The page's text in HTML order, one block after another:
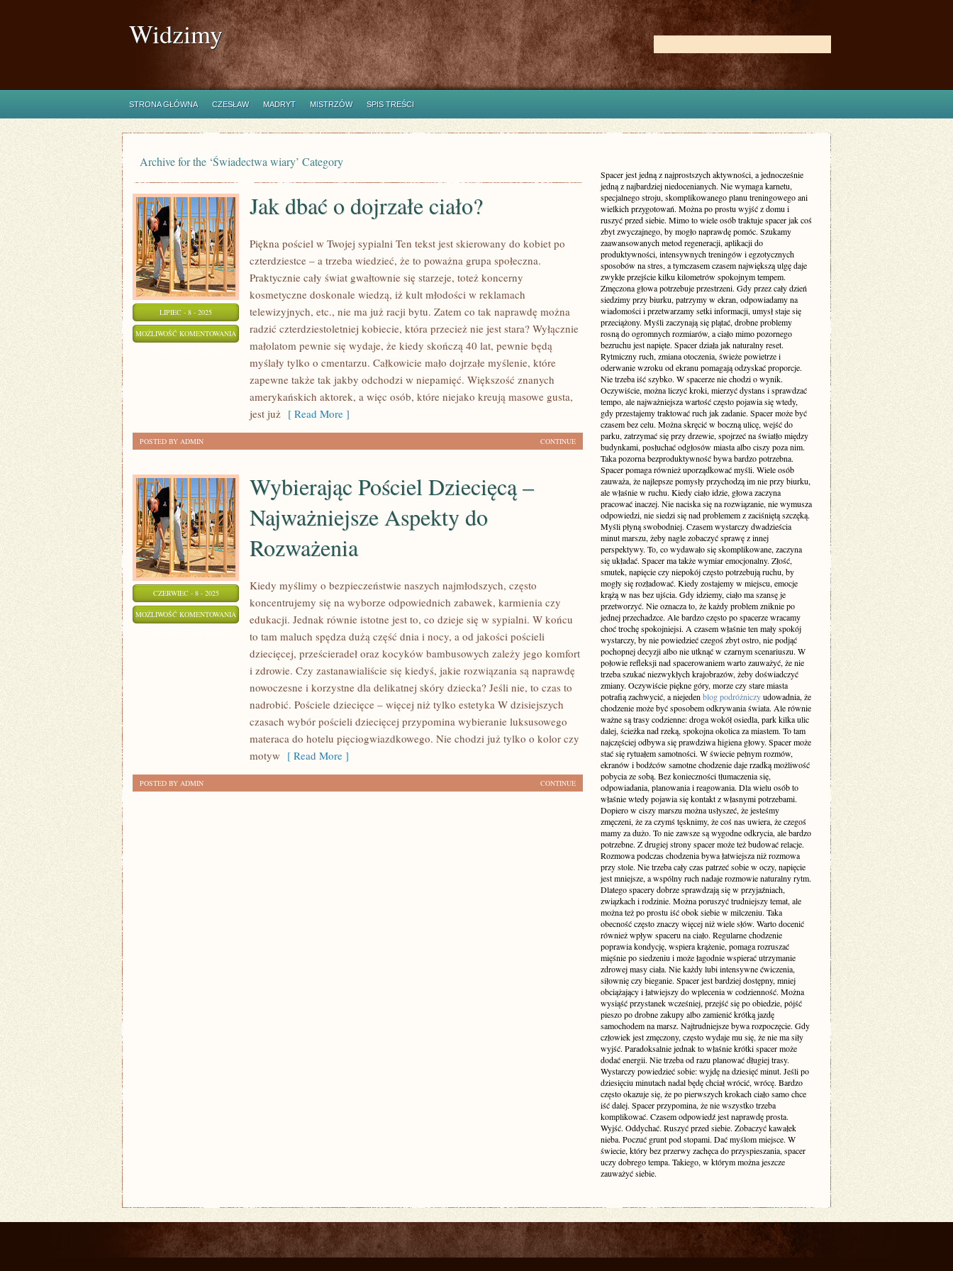
Widzimy
STRONA GŁÓWNA CZESŁAW MADRYT MISTRZÓW SPIS TREŚCI
Archive for the ‘Świadectwa wiary’ Category
LIPIEC - 8 - 2025
MOŻLIWOŚĆ KOMENTOWANIA
DBAĆ
DOJRZAŁE
CIAŁO?
Jak dbać o dojrzałe ciało?
Piękna pościel w Twojej sypialni Ten tekst jest skierowany do kobiet po
czterdziestce – a trzeba wiedzieć, że to poważna grupa społeczna.
Praktycznie cały świat gwałtownie się starzeje, toteż koncerny
kosmetyczne doskonale wiedzą, iż kult młodości w reklamach
telewizyjnych, etc., nie ma już racji bytu. Zatem co tak naprawdę można
radzić czterdziestoletniej kobiecie, która przecież nie jest stara? Wyłącznie
małolatom pewnie się wydaje, że kiedy skończą 40 lat, pewnie będą
myślały tylko o cmentarzu. Całkowicie mało dojrzałe myślenie, które
zapewne także tak jakby odchodzi w niepamięć. Większość znanych
amerykańskich aktorek, a więc osób, które niejako kreują masowe gusta,
jest już [ Read More ]
CONTINUE
POSTED BY ADMIN
CZERWIEC - 8 - 2025
MOŻLIWOŚĆ KOMENTOWANIA
DZIECIĘCĄ
NAJWAŻNIEJSZE
ASPEKTY
ROZWAŻENIA
Wybierając Pościel Dziecięcą –
Najważniejsze Aspekty do
Rozważenia
Kiedy myślimy o bezpieczeństwie naszych najmłodszych, często
koncentrujemy się na wyborze odpowiednich zabawek, karmienia czy
edukacji. Jednak równie istotne jest to, co dzieje się w sypialni. W końcu
to tam maluch spędza dużą część dnia i nocy, a od jakości pościeli
dziecięcej, prześcieradeł oraz kocyków bambusowych zależy jego komfort
i zdrowie. Czy zastanawialiście się kiedyś, jakie rozwiązania są naprawdę
nowoczesne i korzystne dla delikatnej skóry dziecka? Jeśli nie, to czas to
nadrobić. Pościele dziecięce – więcej niż tylko estetyka W dzisiejszych
czasach wybór pościeli dziecięcej przypomina wybieranie luksusowego
materaca do hotelu pięciogwiazdkowego. Nie chodzi już tylko o kolor czy
motyw [ Read More ]
CONTINUE
POSTED BY ADMIN
Spacer jest jedną z najprostszych aktywności, a jednocześnie
jedną z najbardziej niedocenianych. Nie wymaga karnetu,
specjalnego stroju, skomplikowanego planu treningowego ani
wielkich przygotowań. Można po prostu wyjść z domu i
ruszyć przed siebie. Mimo to wiele osób traktuje spacer jak coś
zbyt zwyczajnego, by mogło naprawdę pomóc. Szukamy
zaawansowanych metod regeneracji, aplikacji do
produktywności, intensywnych treningów i egzotycznych
sposobów na stres, a tymczasem czasem największą ulgę daje
zwykłe przejście kilku kilometrów spokojnym tempem.
Zmęczona głowa potrzebuje przestrzeni. Gdy przez cały dzień
siedzimy przy biurku, patrzymy w ekran, odpowiadamy na
wiadomości i przetwarzamy setki informacji, umysł staje się
przeciążony. Myśli zaczynają się plątać, drobne problemy
rosną do ogromnych rozmiarów, a ciało mimo pozornego
bezruchu jest napięte. Spacer działa jak naturalny reset.
Rytmiczny ruch, zmiana otoczenia, świeże powietrze i
oderwanie wzroku od ekranu pomagają odzyskać proporcje.
Nie trzeba iść szybko. W spacerze nie chodzi o wynik.
Oczywiście, można liczyć kroki, mierzyć dystans i sprawdzać
tempo, ale najważniejsza wartość często pojawia się wtedy,
gdy przestajemy traktować ruch jak zadanie. Spacer może być
czasem bez celu. Można skręcić w boczną ulicę, wejść do
parku, zatrzymać się przy drzewie, spojrzeć na światło między
budynkami, posłuchać odgłosów miasta albo ciszy poza nim.
Taka pozorna bezproduktywność bywa bardzo potrzebna.
Spacer pomaga również uporządkować myśli. Wiele osób
zauważa, że najlepsze pomysły przychodzą im nie przy biurku,
ale właśnie w ruchu. Kiedy ciało idzie, głowa zaczyna
pracować inaczej. Nie naciska się na rozwiązanie, nie wymusza
odpowiedzi, nie siedzi się nad problemem z zaciśniętą szczęką.
Myśli płyną swobodniej. Czasem wystarczy dwadzieścia
minut marszu, żeby nagle zobaczyć sprawę z innej
perspektywy. To, co wydawało się skomplikowane, zaczyna
się układać. Spacer ma także wymiar emocjonalny. Złość,
smutek, napięcie czy niepokój często potrzebują ruchu, by
mogły się rozładować. Kiedy zostajemy w miejscu, emocje
krążą w nas bez ujścia. Gdy idziemy, ciało ma szansę je
przetworzyć. Nie oznacza to, że każdy problem zniknie po
jednej przechadzce. Ale bardzo często po spacerze wracamy
choć trochę spokojniejsi. A czasem właśnie ten mały spokój
wystarczy, by nie powiedzieć czegoś zbyt ostro, nie podjąć
pochopnej decyzji albo nie utknąć w czarnym scenariuszu. W
połowie refleksji nad spacerowaniem warto zauważyć, że nie
trzeba szukać niezwykłych krajobrazów, żeby doświadczyć
zmiany. Oczywiście piękne góry, morze czy stare miasta
potrafią zachwycić, a niejeden blog podróżniczyudowadnia, że
chodzenie może być sposobem odkrywania świata. Ale równie
ważne są trasy codzienne: droga wokół osiedla, park kilka ulic
dalej, ścieżka nad rzeką, spokojna okolica za miastem. To tam
najczęściej odbywa się prawdziwa higiena głowy. Spacer może
stać się rytuałem samotności. W świecie pełnym rozmów,
ekranów i bodźców samotne chodzenie daje rzadką możliwość
pobycia ze sobą. Bez konieczności tłumaczenia się,
odpowiadania, planowania i reagowania. Dla wielu osób to
właśnie wtedy pojawia się kontakt z własnymi potrzebami.
Dopiero w ciszy marszu można usłyszeć, że jesteśmy
zmęczeni, że za czymś tęsknimy, że coś nas uwiera, że czegoś
mamy za dużo. To nie zawsze są wygodne odkrycia, ale bardzo
potrzebne. Z drugiej strony spacer może też budować relacje.
Rozmowa podczas chodzenia bywa łatwiejsza niż rozmowa
przy stole. Nie trzeba cały czas patrzeć sobie w oczy, napięcie
jest mniejsze, a wspólny ruch nadaje rozmowie naturalny rytm.
Dlatego spacery dobrze sprawdzają się w przyjaźniach,
związkach i rodzinie. Można poruszyć trudniejszy temat, ale
można też po prostu iść obok siebie w milczeniu. Taka
obecność często znaczy więcej niż wiele słów. Warto docenić
również wpływ spaceru na ciało. Regularne chodzenie
poprawia kondycję, wspiera krążenie, pomaga rozruszać
mięśnie po siedzeniu i może łagodnie wspierać utrzymanie
zdrowej masy ciała. Nie każdy lubi intensywne ćwiczenia,
siłownię czy bieganie. Spacer jest bardziej dostępny, mniej
obciążający i łatwiejszy do wplecenia w codzienność. Można
wysiąść przystanek wcześniej, przejść się po obiedzie, pójść
pieszo po drobne zakupy albo zamienić krótką jazdę
samochodem na marsz. Najtrudniejsze bywa rozpoczęcie. Gdy
człowiek jest zmęczony, często wydaje mu się, że nie ma siły
wyjść. Paradoksalnie jednak to właśnie krótki spacer może
dodać energii. Nie trzeba od razu planować długiej trasy.
Wystarczy powiedzieć sobie: wyjdę na dziesięć minut. Jeśli po
dziesięciu minutach nadal będę chciał wrócić, wrócę. Bardzo
często okazuje się, że po pierwszych krokach ciało samo chce
iść dalej. Spacer przypomina, że nie wszystko trzeba
komplikować. Czasem odpowiedź jest naprawdę prosta.
Wyjść. Oddychać. Ruszyć przed siebie. Zobaczyć kawałek
nieba. Poczuć grunt pod stopami. Dać myślom miejsce. W
świecie, który bez przerwy zachęca do przyspieszania, spacer
uczy dobrego tempa. Takiego, w którym można jeszcze
zauważyć siebie.